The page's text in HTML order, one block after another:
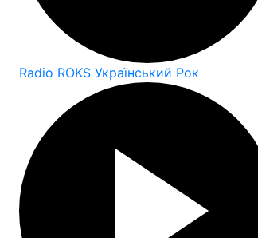
Radio ROKS Український Рок